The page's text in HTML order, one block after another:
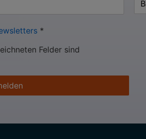
*
Felder sind